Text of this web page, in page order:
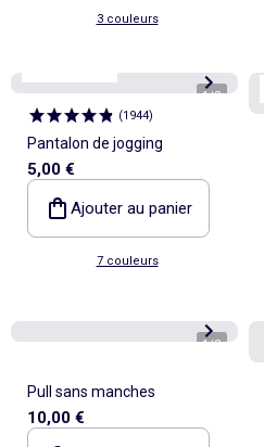
3 couleurs
1/3
(1944)
Pantalon de jogging
5,00 €
Ajouter au panier
7 couleurs
1/3
Pull sans manches
10,00 €